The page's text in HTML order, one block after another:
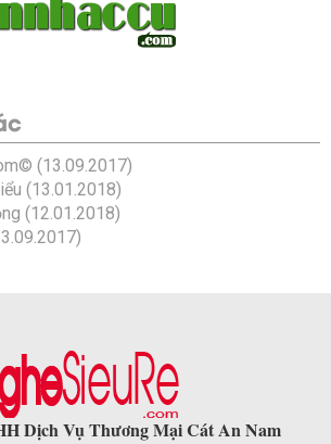
(13.09.2017)
(13.01.2018)
(12.01.2018)
Dịch Vụ Thương Mại Cát An Nam